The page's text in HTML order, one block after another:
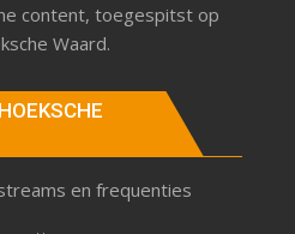
content, toegespitst op
Waard.
en frequenties